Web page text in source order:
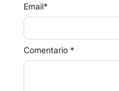
Comentario *
Email*